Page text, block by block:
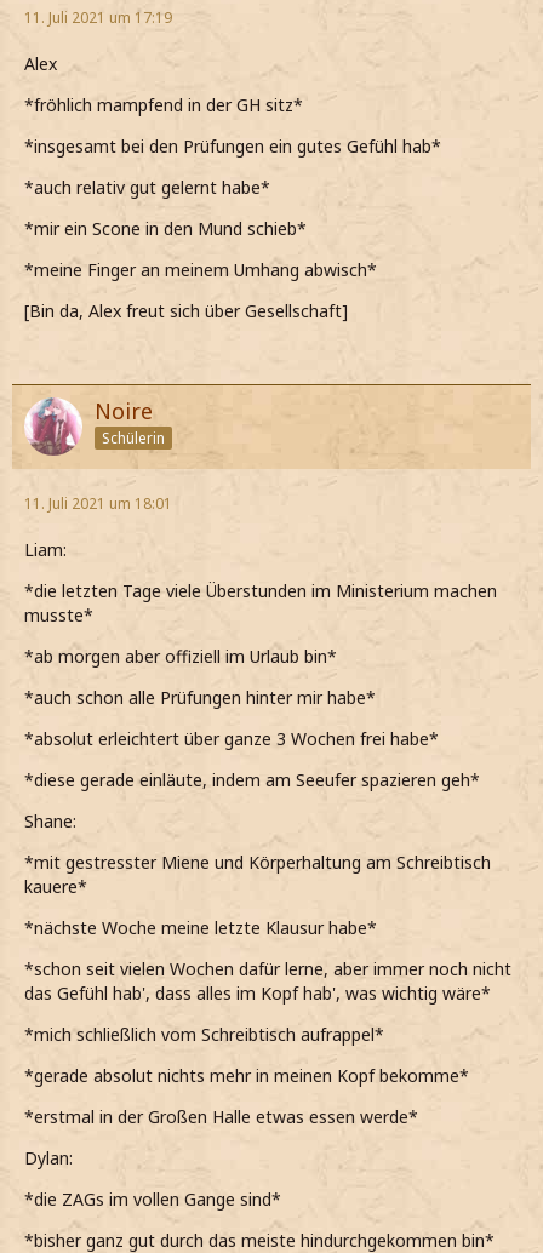
11. Juli 2021 um 17:19
Alex
*fröhlich mampfend in der GH sitz*
*insgesamt bei den Prüfungen ein gutes Gefühl hab*
*auch relativ gut gelernt habe*
*mir ein Scone in den Mund schieb*
*meine Finger an meinem Umhang abwisch*
[Bin da, Alex freut sich über Gesellschaft]
Noire
Schülerin
11. Juli 2021 um 18:01
Liam:
*die letzten Tage viele Überstunden im Ministerium machen
musste*
*ab morgen aber offiziell im Urlaub bin*
*auch schon alle Prüfungen hinter mir habe*
*absolut erleichtert über ganze 3 Wochen frei habe*
*diese gerade einläute, indem am Seeufer spazieren geh*
Shane:
*mit gestresster Miene und Körperhaltung am Schreibtisch
kauere*
*nächste Woche meine letzte Klausur habe*
*schon seit vielen Wochen dafür lerne, aber immer noch nicht
das Gefühl hab', dass alles im Kopf hab', was wichtig wäre*
*mich schließlich vom Schreibtisch aufrappel*
*gerade absolut nichts mehr in meinen Kopf bekomme*
*erstmal in der Großen Halle etwas essen werde*
Dylan:
*die ZAGs im vollen Gange sind*
*bisher ganz gut durch das meiste hindurchgekommen bin*